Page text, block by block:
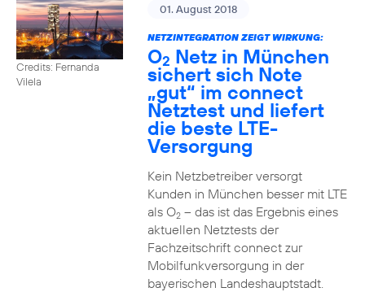
Credits: Fernanda
Vilela
01. August 2018
NETZINTEGRATION ZEIGT WIRKUNG:
O2 Netz in München
sichert sich Note
„gut“ im connect
Netztest und liefert
die beste LTE-
Versorgung
Kein Netzbetreiber versorgt
Kunden in München besser mit LTE
als O2– das ist das Ergebnis eines
aktuellen Netztests der
Fachzeitschrift connect zur
Mobilfunkversorgung in der
bayerischen Landeshauptstadt.